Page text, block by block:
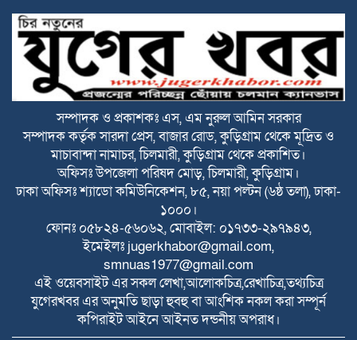
২০ আগস্ট রাষ্ট্রপতি নির্বাচন
ফ্যাসিবাদবিরোধী আন্দোলনে হত্যাকাণ্ডের বিচার
হবে স্বচ্ছ ও নিরপেক্ষ: প্রধানমন্ত্রী
রাজারহাটে শহীদ রাজিবের কবরে শুদ্ধা নিবেদন
করলেন উপজেলা প্রশাসন
বাঁশঝাড় থেকে বিপুল পরিমাণ ভারতীয় প্যান্টের
কাপড়,প্যান্টপিস ও ৬০ কেজি জিরা জব্দ
বাংলাদেশে বিনিয়োগ এবং আরও দক্ষ কর্মী
নিতে আগ্রহী সৌদি আরব : পররাষ্ট্র প্রতিমন্ত্রী
সম্পাদক ও প্রকাশকঃ এস, এম নুরুল আমিন সরকার
সম্পাদক কর্তৃক সারদা প্রেস, বাজার রোড, কুড়িগ্রাম থেকে মূদ্রিত ও
মাচাবান্দা নামাচর, চিলমারী, কুড়িগ্রাম থেকে প্রকাশিত।
অফিসঃ উপজেলা পরিষদ মোড়, চিলমারী, কুড়িগ্রাম।
ঢাকা অফিসঃ শ্যাডো কমিউনিকেশন, ৮৫, নয়া পল্টন (৬ষ্ঠ তলা), ঢাকা-
১০০০।
ফোনঃ ০৫৮২৪-৫৬০৬২, মোবাইল: ০১৭৩৩-২৯৭৯৪৩,
ইমেইলঃ jugerkhabor@gmail.com,
smnuas1977@gmail.com
এই ওয়েবসাইট এর সকল লেখা,আলোকচিত্র,রেখাচিত্র,তথ্যচিত্র
যুগেরখবর এর অনুমতি ছাড়া হুবহু বা আংশিক নকল করা সম্পূর্ন
কপিরাইট আইনে আইনত দন্ডনীয় অপরাধ।